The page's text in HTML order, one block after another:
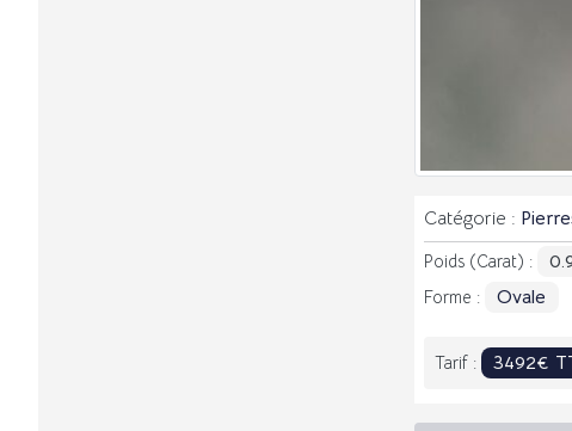
Catégorie :
Poids (Carat) :
Forme : Ovale
Tarif : 3492€